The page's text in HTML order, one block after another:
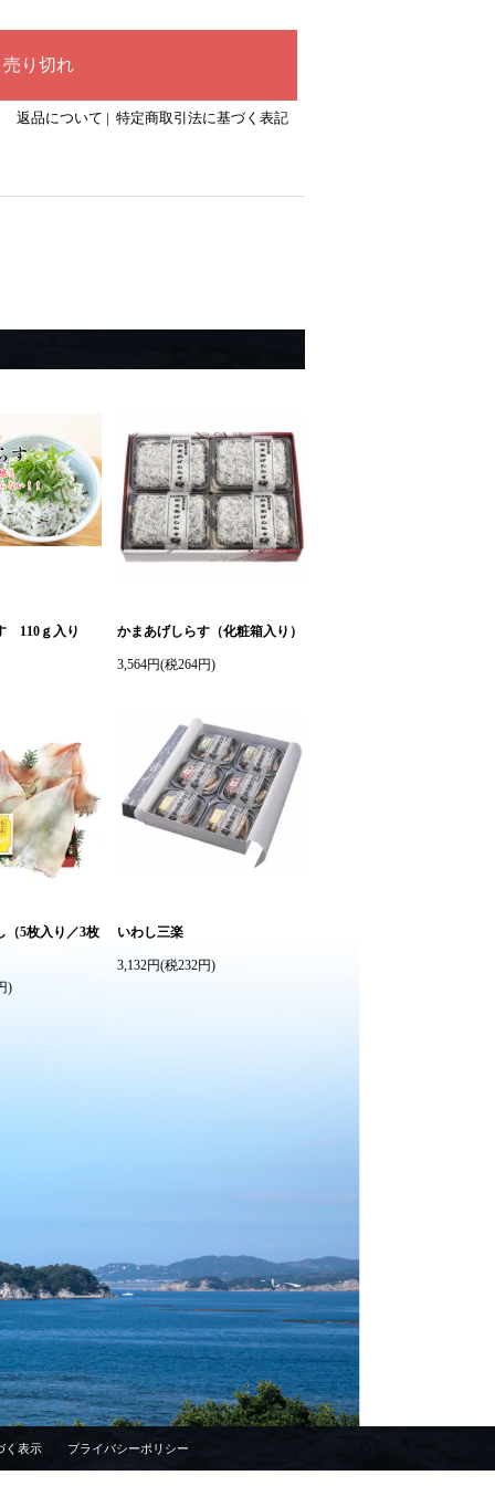
返品について | 特定商取引法に基づく表記
110ｇ入り
かまあげしらす（化粧箱入り）
3,564円(税264円)
（5枚入り／3枚
)
いわし三楽
3,132円(税232円)
く表示 プライバシーポリシー